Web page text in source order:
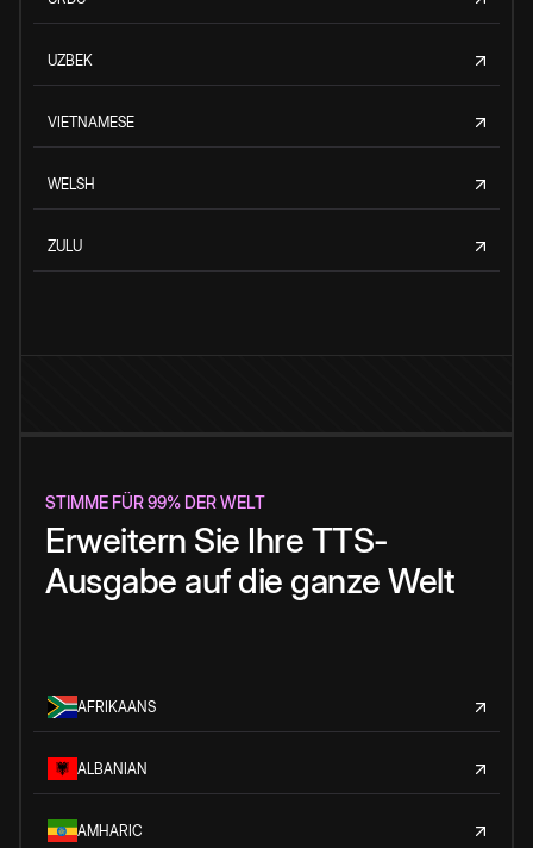
UZBEK
VIETNAMESE
WELSH
ZULU
STIMME FÜR 99% DER WELT
Erweitern Sie Ihre TTS-
Ausgabe auf die ganze Welt
AFRIKAANS
ALBANIAN
AMHARIC